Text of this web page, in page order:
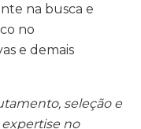
na busca e
no
e demais
seleção e
expertise no